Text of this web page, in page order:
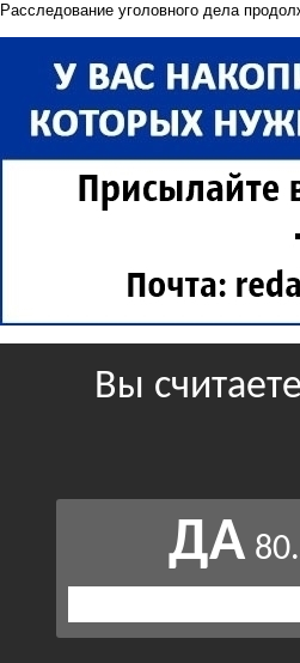
Расследование уголовного дела